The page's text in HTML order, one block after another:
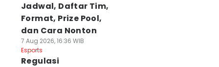
Jadwal, Daftar Tim,
Format, Prize Pool,
dan Cara Nonton
7 Aug 2026, 16:36 WIB
Esports
Regulasi